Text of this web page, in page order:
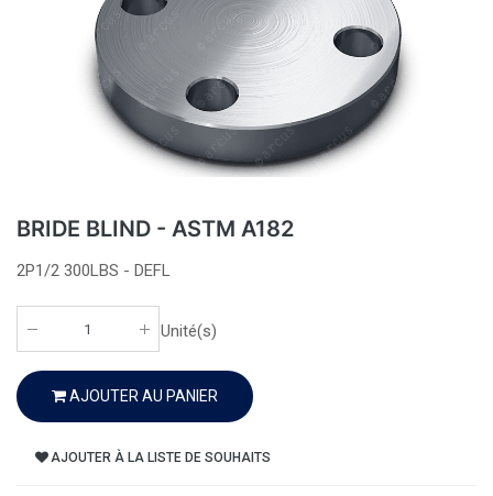
BRIDE BLIND - ASTM A182
2P1/2 300LBS - DEFL
Unité(s)
AJOUTER AU PANIER
AJOUTER À LA LISTE DE SOUHAITS